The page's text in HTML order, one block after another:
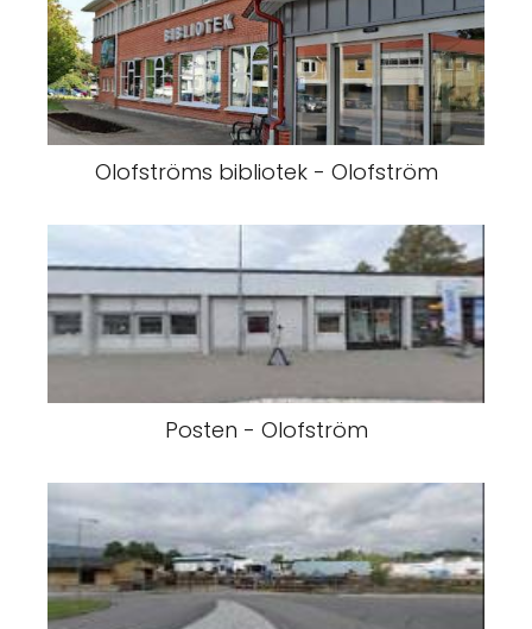
Olofströms bibliotek - Olofström
Posten - Olofström